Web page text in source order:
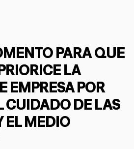
PARA QUE
LA
EMPRESA POR
CUIDADO DE LAS
EL MEDIO